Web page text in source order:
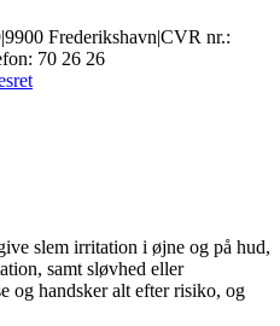
9900 FrederikshavnCVR nr.:
70 26 26
slem irritation i øjne og på hud,
samt sløvhed eller
og handsker alt efter risiko, og